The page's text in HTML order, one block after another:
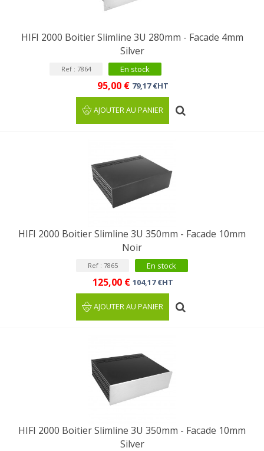
HIFI 2000 Boitier Slimline 3U 280mm - Facade 4mm
Silver
Ref : 7864 En stock
95,00 € 79,17 €HT
AJOUTER AU PANIER
HIFI 2000 Boitier Slimline 3U 350mm - Facade 10mm
Noir
Ref : 7865 En stock
125,00 € 104,17 €HT
AJOUTER AU PANIER
HIFI 2000 Boitier Slimline 3U 350mm - Facade 10mm
Silver